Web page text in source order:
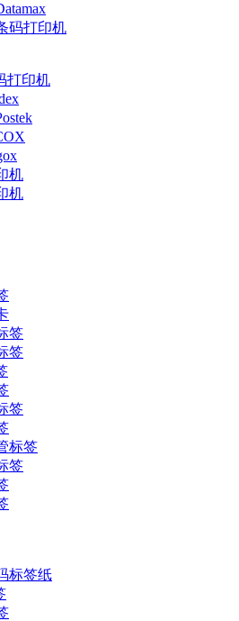
码打印机
打印机
机
机
签
签
签
标签
签
标签纸